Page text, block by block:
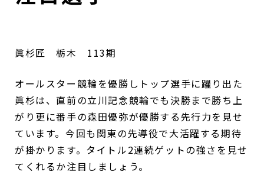
眞杉匠 栃木 113期
オールスター競輪を優勝しトップ選手に躍り出た
眞杉は、直前の立川記念競輪でも決勝まで勝ち上
がり更に番手の森田優弥が優勝する先行力を見せ
ています。今回も関東の先導役で大活躍する期待
が掛かります。タイトル2連続ゲットの強さを見せ
てくれるか注目しましょう。